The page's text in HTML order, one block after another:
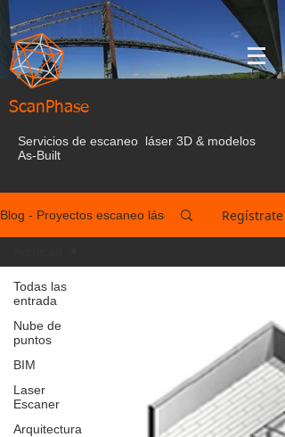
ScanPhase
Servicios de escaneo láser 3D & modelos
As-Built
Blog - Proyectos escaneo láser España Regístrate
Todas las
entrada
Nube de
puntos
BIM
Laser
Escaner
Arquitectura